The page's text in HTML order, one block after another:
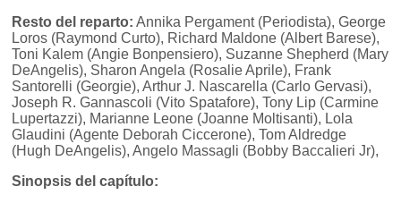
Resto del reparto: Annika Pergament (Periodista), George
Loros (Raymond Curto), Richard Maldone (Albert Barese),
Toni Kalem (Angie Bonpensiero), Suzanne Shepherd (Mary
DeAngelis), Sharon Angela (Rosalie Aprile), Frank
Santorelli (Georgie), Arthur J. Nascarella (Carlo Gervasi),
Joseph R. Gannascoli (Vito Spatafore), Tony Lip (Carmine
Lupertazzi), Marianne Leone (Joanne Moltisanti), Lola
Glaudini (Agente Deborah Ciccerone), Tom Aldredge
(Hugh DeAngelis), Angelo Massagli (Bobby Baccalieri Jr),
Sinopsis del capítulo: